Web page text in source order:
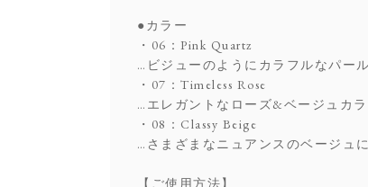
●カラー
・06：Pink Quartz
…ビジューのようにカラフルなパー
・07：Timeless Rose
…エレガントなローズ&ベージュカ
・08：Classy Beige
…さまざまなニュアンスのベージュ
【ご使用方法】